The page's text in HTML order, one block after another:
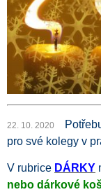
22. 10. 2020
pro své kolegy v
V rubrice DÁRKY
nebo dárkové